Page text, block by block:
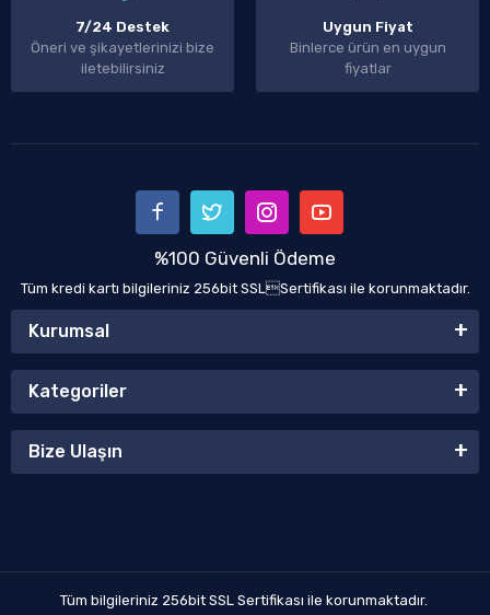
7/24 Destek
Öneri ve şikayetlerinizi bize
iletebilirsiniz
Uygun Fiyat
Binlerce ürün en uygun
fiyatlar
%100 Güvenli Ödeme
Tüm kredi kartı bilgileriniz 256bit SSLSertifikası ile korunmaktadır.
Kurumsal
Kategoriler
Bize Ulaşın
Tüm bilgileriniz 256bit SSL Sertifikası ile korunmaktadır.